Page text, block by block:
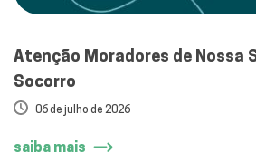
Atenção Moradores de Nossa
Socorro
06 de julho de 2026
saiba mais